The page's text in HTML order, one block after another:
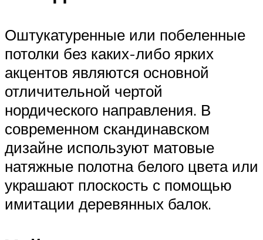
Оштукатуренные или побеленные
потолки без каких-либо ярких
акцентов являются основной
отличительной чертой
нордического направления. В
современном скандинавском
дизайне используют матовые
натяжные полотна белого цвета или
украшают плоскость с помощью
имитации деревянных балок.